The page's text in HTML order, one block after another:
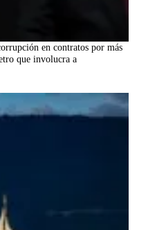
en contratos por más
que involucra a